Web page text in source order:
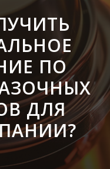
ПО
ДЛЯ